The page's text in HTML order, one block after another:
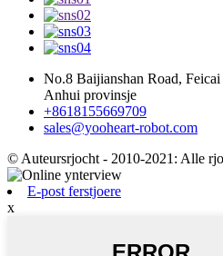
No.8 Baijianshan Road,
Anhui provinsje
+8618155669709
sales@yooheart-robot.com
© Auteursrjocht - 2010-2021: Alle
E-post ferstjoere
x